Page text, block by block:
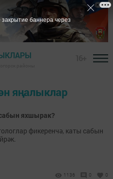
яңалыклар
яхшырак?
фикеренчә, каты сабын
1136 0 0
закрытие баннера через